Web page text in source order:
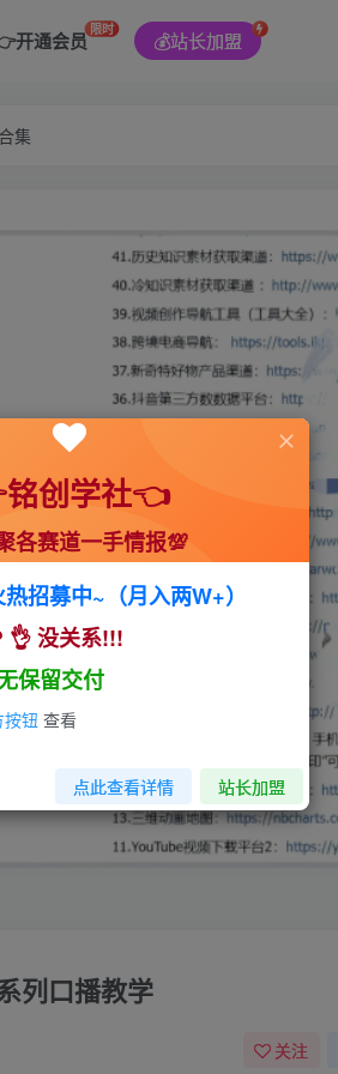
开通会员限时 💰站长加盟
集
列口播教学
关注
创学社👈
各赛道一手情报💯
招募中~（月入两W+）
👌 没关系!!!
保留交付
钮 查看
点此查看详情 站长加盟